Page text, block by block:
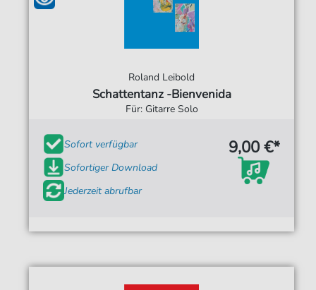
Roland Leibold
Schattentanz -Bienvenida
Für: Gitarre Solo
Sofort verfügbar
Sofortiger Download
Jederzeit abrufbar
9,00 €*